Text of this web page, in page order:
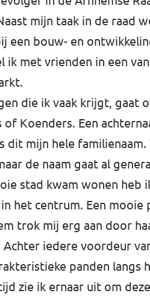
mijn taak in de raad
een bouw- en
ik met vrienden in een
die ik vaak krijgt, gaat
of Koenders. Een
dit mijn hele familienaam.
de naam gaat al
stad kwam wonen heb
het centrum. Een mooie
trok mij erg aan door
Achter iedere voordeur
panden langs
zie ik ernaar uit om